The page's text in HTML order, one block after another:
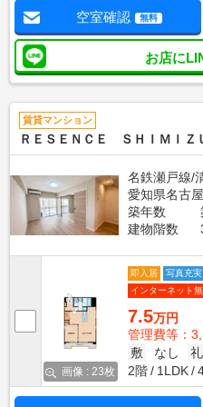
空室確認 無料
お店に
賃貸マンション
ＲＥＳＥＮＣＥ ＳＨＩＭＩＺ
名鉄瀬戸線/
愛知県名古
築年数
建物階数
画像 : 23枚
即入居 写真充実
インターネット
7.5万円
管理費等：
敷
なし 礼
2階
1LDK